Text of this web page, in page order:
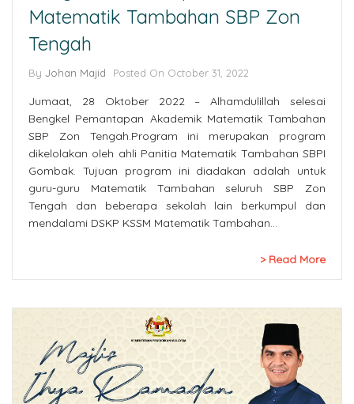
Matematik Tambahan SBP Zon
Tengah
By Johan Majid Posted On October 31, 2022
Jumaat, 28 Oktober 2022 – Alhamdulillah selesai
Bengkel Pemantapan Akademik Matematik Tambahan
SBP Zon Tengah.Program ini merupakan program
dikelolakan oleh ahli Panitia Matematik Tambahan SBPI
Gombak. Tujuan program ini diadakan adalah untuk
guru-guru Matematik Tambahan seluruh SBP Zon
Tengah dan beberapa sekolah lain berkumpul dan
mendalami DSKP KSSM Matematik Tambahan…
Read More